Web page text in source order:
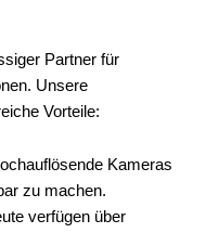
Partner für
Unsere
Vorteile:
Kameras
zu machen.
verfügen über